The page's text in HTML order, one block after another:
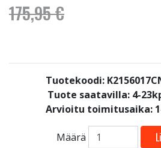
175,95 €
Tuotekoodi:
Tuote saatavilla: 4-
Arvioitu toimitusaika:
Määrä